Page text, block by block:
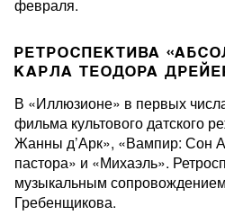
февраля.
РЕТРОСПЕКТИВА
КАРЛА ТЕОДОРА
В «Иллюзионе» в первых
фильма культового датского
Жанны д’Арк», «Вампир: Сон
пастора» и «Михаэль».
музыкальным
Гребенщикова.